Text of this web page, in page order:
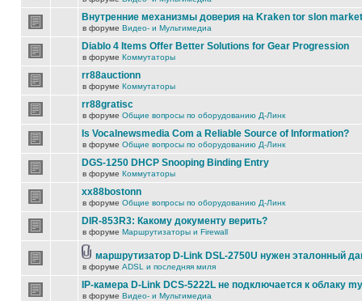
Внутренние механизмы доверия на Kraken tor slon market
в форуме Видео- и Мультимедиа
Diablo 4 Items Offer Better Solutions for Gear Progression
в форуме Коммутаторы
rr88auctionn
в форуме Коммутаторы
rr88gratisc
в форуме Общие вопросы по оборудованию Д-Линк
Is Vocalnewsmedia Com a Reliable Source of Information?
в форуме Общие вопросы по оборудованию Д-Линк
DGS-1250 DHCP Snooping Binding Entry
в форуме Коммутаторы
xx88bostonn
в форуме Общие вопросы по оборудованию Д-Линк
DIR-853R3: Какому документу верить?
в форуме Маршрутизаторы и Firewall
маршрутизатор D-Link DSL-2750U нужен эталонный
в форуме ADSL и последняя миля
IP-камера D-Link DCS-5222L не подключается к облаку
в форуме Видео- и Мультимедиа